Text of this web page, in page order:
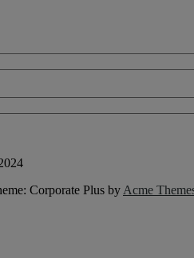
Corporate Plus by Acme